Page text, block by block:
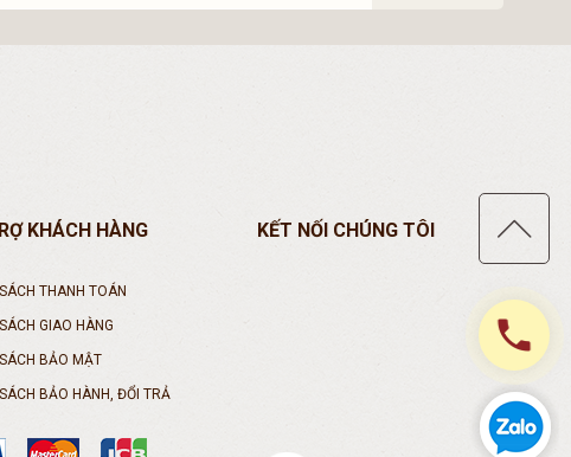
phone
KHÁCH HÀNG
THANH TOÁN
GIAO HÀNG
BẢO MẬT
BẢO HÀNH, ĐỔI TRẢ
KẾT NỐI CHÚNG TÔI